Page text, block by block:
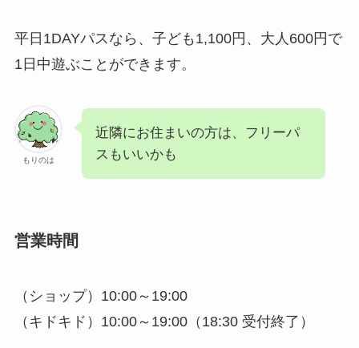
平日1DAYパスなら、子ども1,100円、大人600円で
1日中遊ぶことができます。
もりのは
近隣にお住まいの方は、フリーパ
スもいいかも
営業時間
（ショップ）10:00～19:00
（キドキド）10:00～19:00（18:30 受付終了）